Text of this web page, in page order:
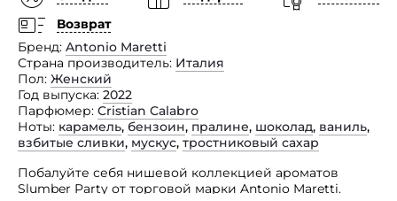
Возврат
Бренд Antonio Maretti
Страна производитель Италия
Пол Женский
Год выпуска 2022
Парфюмер Cristian Calabro
Ноты карамель, бензоин, пралине, шоколад, ваниль,
взбитые сливки, мускус, тростниковый сахар
Побалуйте себя нишевой коллекцией ароматов
Slumber Party от торговой марки Antonio Maretti.